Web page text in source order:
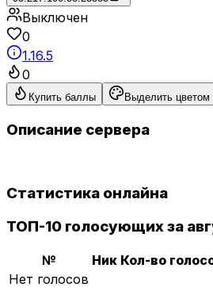
Выключен
0
1.16.5
0
Купить баллы Выделить цветом
Описание сервера
Статистика онлайна
ТОП-10 голосующих за
№ Ник Кол-во
Нет голосов